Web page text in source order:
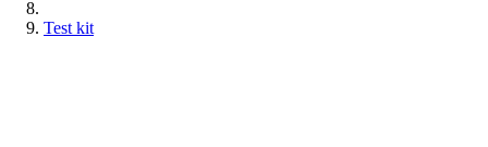
Test kit